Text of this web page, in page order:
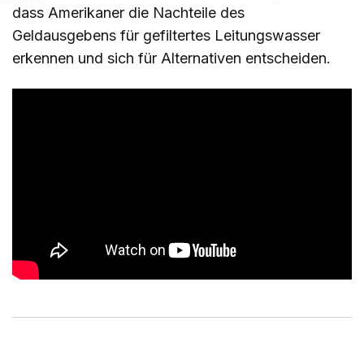
dass Amerikaner die Nachteile des
Geldausgebens für gefiltertes Leitungswasser
erkennen und sich für Alternativen entscheiden.